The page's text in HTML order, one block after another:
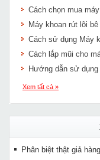
Cách chọn mua
Máy khoan rút lõi
Cách sử dụng Máy
Cách lắp mũi cho
Hướng dẫn sử
Xem tất cả »
Phân biệt thật giả